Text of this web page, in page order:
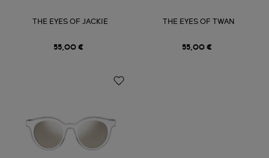
THE EYES OF JACKIE
55,00 €
THE EYES OF TWAN
55,00 €